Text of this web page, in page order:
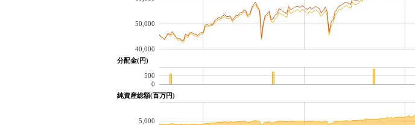
40,000
50,000
分配金(円)
0
500
純資産総額(百万円)
5,000